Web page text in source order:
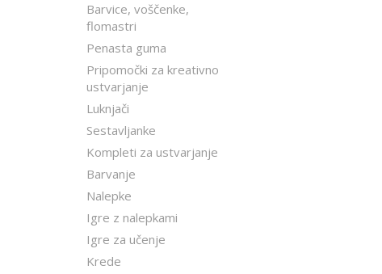
Barvice, voščenke,
flomastri
Penasta guma
Pripomočki za kreativno
ustvarjanje
Luknjači
Sestavljanke
Kompleti za ustvarjanje
Barvanje
Nalepke
Igre z nalepkami
Igre za učenje
Krede